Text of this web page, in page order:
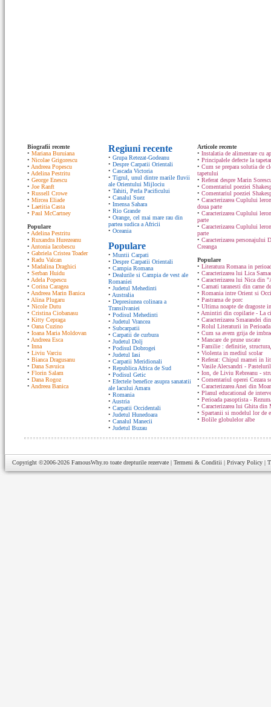
Biografii recente
• Mariana Buruiana
• Nicolae Grigorescu
• Andreea Popescu
• Adelina Pestritu
• George Enescu
• Joe Ranft
• Russell Crowe
• Mircea Eliade
• Laetitia Casta
• Paul McCartney
Populare
• Adelina Pestritu
• Ruxandra Hurezeanu
• Antonia Iacobescu
• Gabriela Cristea Toader
• Radu Valcan
• Madalina Draghici
• Serban Huidu
• Adela Popescu
• Corina Caragea
• Andreea Marin Banica
• Alina Plugaru
• Nicole Dutu
• Cristina Ciobanasu
• Kitty Cepraga
• Oana Cuzino
• Ioana Maria Moldovan
• Andreea Esca
• Inna
• Liviu Varciu
• Bianca Dragusanu
• Dana Savuica
• Florin Salam
• Dana Rogoz
• Andreea Banica
Regiuni recente
• Grupa Retezat-Godeanu
• Despre Carpatii Orientali
• Cascada Victoria
• Tigrul, unul dintre marile fluvii
ale Orientului Mijlociu
• Tahiti, Perla Pacificului
• Canalul Suez
• Imensa Sahara
• Rio Grande
• Orange, cel mai mare rau din
partea sudica a Africii
• Oceania
Populare
• Muntii Carpati
• Despre Carpatii Orientali
• Campia Romana
• Dealurile si Campia de vest ale
Romaniei
• Judetul Mehedinti
• Australia
• Depresiunea colinara a
Transilvaniei
• Podisul Mehedinti
• Judetul Vrancea
• Subcarpatii
• Carpatii de curbura
• Judetul Dolj
• Podisul Dobrogei
• Judetul Iasi
• Carpatii Meridionali
• Republica Africa de Sud
• Podisul Getic
• Efectele benefice asupra sanatatii
ale lacului Amara
• Romania
• Austria
• Carpatii Occidentali
• Judetul Hunedoara
• Canalul Manecii
• Judetul Buzau
Articole recente
• Instalatia de alimentare cu
• Principalele defecte la
• Cum se prepara solutia de
tapetului
• Referat despre Marin
• Comentariul poeziei
• Comentariul poeziei
• Caracterizarea Cuplului
doua parte
• Caracterizarea Cuplului
parte
• Caracterizarea Cuplului
parte
• Caracterizarea personajului
Creanga
Populare
• Literatura Romana in
• Caracterizarea lui Lica
• Caracterizarea lui Nica din
• Carnati taranesti din carne
• Romania intre Orient si
• Pastrama de porc
• Ultima noapte de dragoste
• Amintiri din copilarie - La
• Caracterizarea Smarandei
• Rolul Literaturii in Perioada
• Cum sa avem grija de
• Mancare de prune uscate
• Familie : definitie,
• Violenta in mediul scolar
• Referat: Chipul mamei in
• Vasile Alecsandri -
• Ion, de Liviu Rebreanu -
• Comentariul operei Cezara
• Caracterizarea Anei din
• Planul educational de
• Perioada pasoptista -
• Caracterizarea lui Ghita din
• Spartanii si modelul lor de
• Bolile globulelor albe
Copyright ©2006-2026 FamousWhy.ro toate drepturile rezervate | Termeni & Conditii | Privacy Policy |